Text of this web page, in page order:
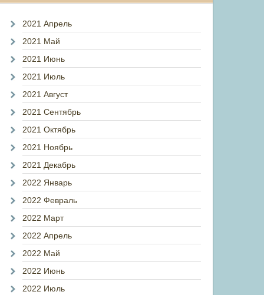
2021 Апрель
2021 Май
2021 Июнь
2021 Июль
2021 Август
2021 Сентябрь
2021 Октябрь
2021 Ноябрь
2021 Декабрь
2022 Январь
2022 Февраль
2022 Март
2022 Апрель
2022 Май
2022 Июнь
2022 Июль